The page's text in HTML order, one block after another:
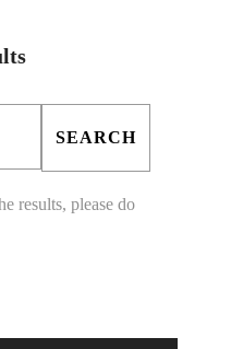
results, please do